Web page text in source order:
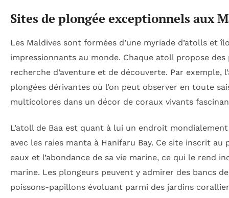
Sites de plongée exceptionnels aux
Les Maldives sont formées d’une myriade d’atolls et
impressionnants au monde. Chaque atoll propose
recherche d’aventure et de découverte. Par exemple,
plongées dérivantes où l’on peut observer en toute
multicolores dans un décor de coraux vivants
L’atoll de Baa est quant à lui un endroit
avec les raies manta à Hanifaru Bay. Ce site inscrit
eaux et l’abondance de sa vie marine, ce qui le rend
marine. Les plongeurs peuvent y admirer des bancs
poissons-papillons évoluant parmi des jardins